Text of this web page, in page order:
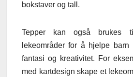
bokstaver og tall.
Tepper kan også brukes
lekeområder for å hjelpe
fantasi og kreativitet. For
med kartdesign skape et